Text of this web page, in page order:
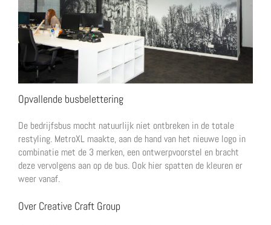
Opvallende busbelettering
De bedrijfsbus mocht natuurlijk niet ontbreken in de totale
restyling. MetroXL maakte, aan de hand van het nieuwe logo in
combinatie met de 3 merken, een ontwerpvoorstel en bracht
deze vervolgens aan op de bus. Ook hier spatten de kleuren er
weer vanaf.
Over Creative Craft Group